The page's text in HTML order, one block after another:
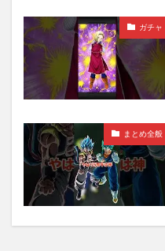
ガチャ
まとめ全般